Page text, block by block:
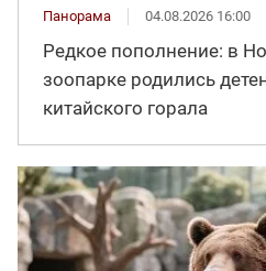
Панорама 04.08.2026 16:00
Редкое пополнение: в
зоопарке родились
китайского горала